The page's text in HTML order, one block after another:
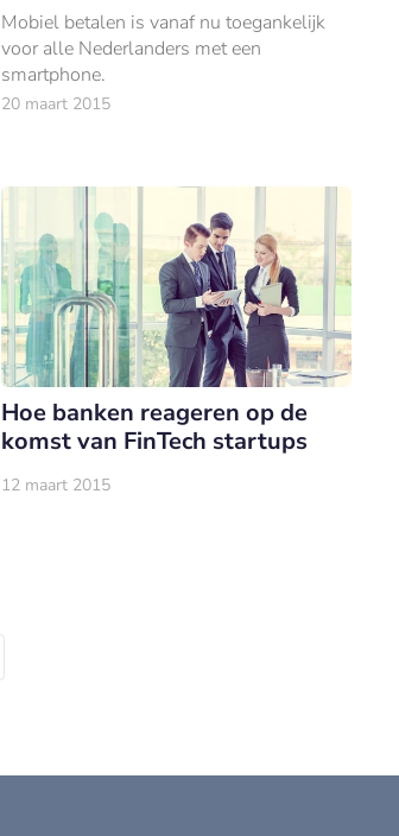
Mobiel betalen is vanaf nu toegankelijk
voor alle Nederlanders met een
smartphone.
20 maart 2015
Hoe banken reageren op de
komst van FinTech startups
12 maart 2015